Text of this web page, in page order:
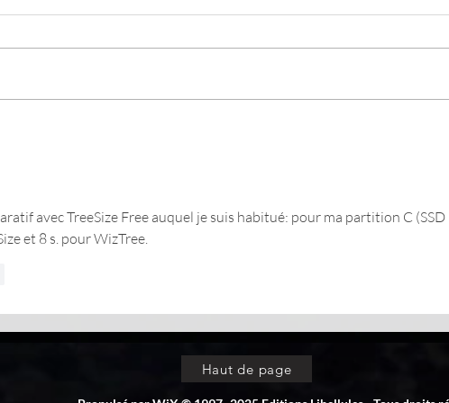
avec TreeSize Free auquel je suis habitué: pour ma partition C (SSD
et 8 s. pour WizTree.
Haut de page